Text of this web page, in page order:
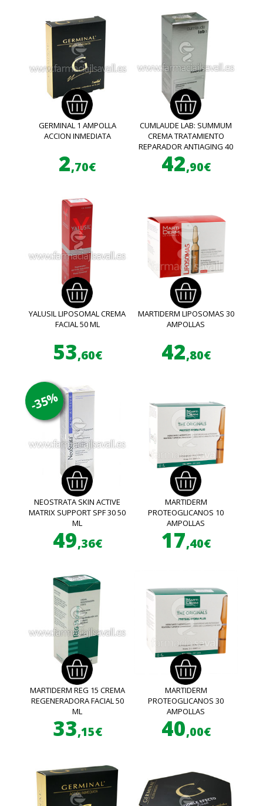
GERMINAL 1 AMPOLLA
ACCION INMEDIATA
2,70€
CUMLAUDE LAB: SUMMUM
CREMA TRATAMIENTO
REPARADOR ANTIAGING 40
ML
42,90€
YALUSIL LIPOSOMAL CREMA
FACIAL 50 ML
53,60€
MARTIDERM LIPOSOMAS 30
AMPOLLAS
42,80€
-35%
NEOSTRATA SKIN ACTIVE
MATRIX SUPPORT SPF 30 50
ML
49,36€
MARTIDERM
PROTEOGLICANOS 10
AMPOLLAS
17,40€
MARTIDERM REG 15 CREMA
REGENERADORA FACIAL 50
ML
33,15€
MARTIDERM
PROTEOGLICANOS 30
AMPOLLAS
40,00€